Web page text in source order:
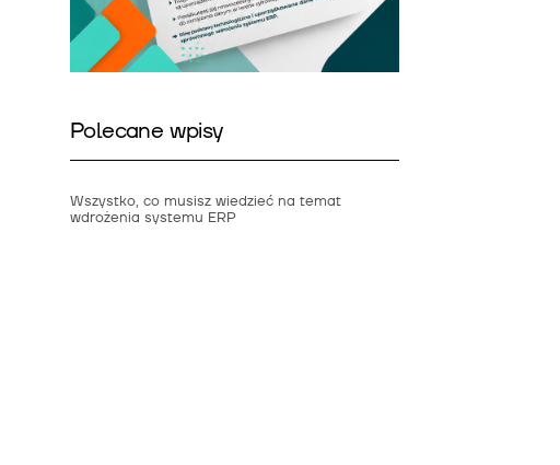
Polecane wpisy
Wszystko, co musisz wiedzieć na temat
wdrożenia systemu ERP